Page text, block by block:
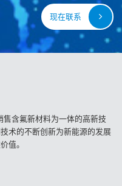
现在联系
含氟新材料为一体的高新技
术的不断创新为新能源的发展
值。